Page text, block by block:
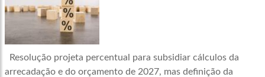
Resolução projeta percentual para subsidiar cálculos da
arrecadação e do orçamento de 2027, mas definição da